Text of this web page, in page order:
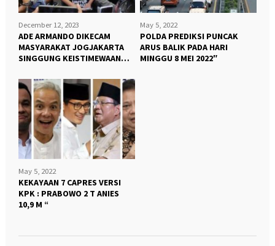
December 12, 2023
ADE ARMANDO DIKECAM
MASYARAKAT JOGJAKARTA
SINGGUNG KEISTIMEWAAN
May 5, 2022
POLDA PREDIKSI PUNCAK
ARUS BALIK PADA HARI
MINGGU 8 MEI 2022″
May 5, 2022
KEKAYAAN 7 CAPRES VERSI
KPK : PRABOWO 2 T ANIES
10,9 M “